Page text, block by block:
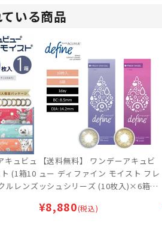
いる商品
ュビュ
(1箱10
クルレンズ
【送料無料】 ワンデーアキュビ
ュー ディファイン モイスト フレ
ッシュシリーズ (10枚入)×6箱セ
ルレンズ
¥8,880(税込)